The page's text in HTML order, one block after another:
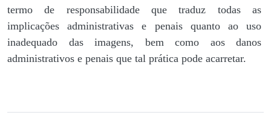
termo de responsabilidade que traduz todas as
implicações administrativas e penais quanto ao uso
inadequado das imagens, bem como aos danos
administrativos e penais que tal prática pode acarretar.